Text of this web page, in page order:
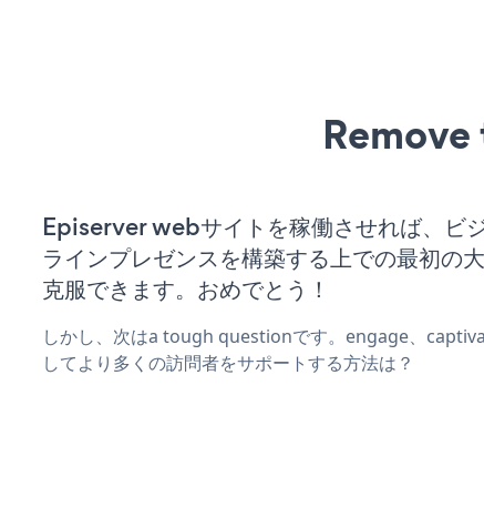
Episerver webサイトを稼働させれば、ビ
ラインプレゼンスを構築する上での最初の
克服できます。おめでとう！
しかし、次はa tough questionです。engage、
してより多くの訪問者をサポートする方法は？